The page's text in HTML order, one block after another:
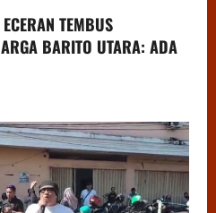
TEMBUS
BARITO UTARA: ADA